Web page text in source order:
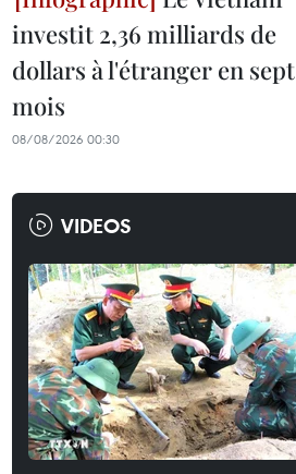
investit 2,36 milliards de
dollars à l'étranger en sept
mois
08/08/2026 00:30
VIDEOS